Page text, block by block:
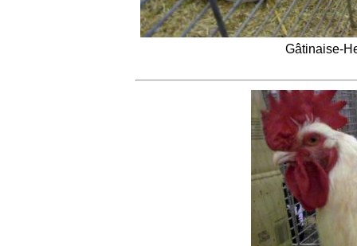
Gâtinaise-